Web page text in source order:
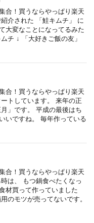
合！買うならやっぱり楽天
介された 「鮭キムチ」 に
大変なことになってるみた
チ ↓ 「大好きご飯の友」
合！買うならやっぱり楽天
トしています。 来年の正
」です。 平成の最後はち
いですね。 毎年作っている
合！買うならやっぱり楽天
は、 もつ鍋食べたくなっ
材買って作っていました
のモツが売ってないです。